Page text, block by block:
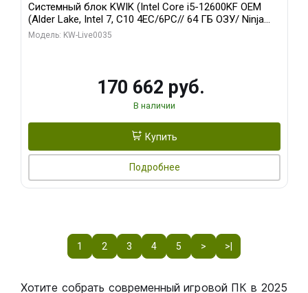
Системный блок KWIK (Intel Core i5-12600KF OEM
(Alder Lake, Intel 7, C10 4EC/6PC// 64 ГБ ОЗУ/ Ninja
Sinotex GTX1650 4GB 128bit GDDR6 DVI DP HDMI 2/
Модель: KW-Live0035
170 662 руб.
В наличии
Купить
Подробнее
1 2 3 4 5 > >|
Хотите собрать современный игровой ПК в 2025